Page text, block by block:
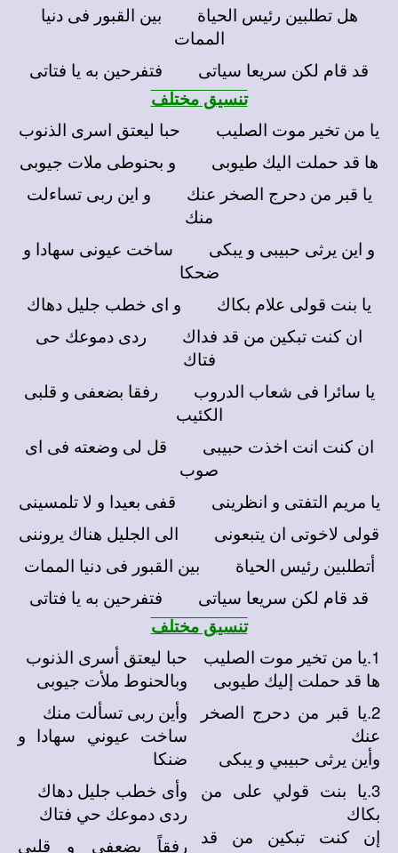
هل تطلبين رئيس الحياة بين القبور فى دنيا
الممات
قد قام لكن سريعا سياتى فتفرحين به يا فتاتى
تنسيق مختلف
يا من تخير موت الصليب حبا ليعتق اسرى الذنوب
ها قد حملت اليك طيوبى و بحنوطى ملات جيوبى
يا قبر من دحرج الصخر عنك و اين ربى تساءلت
منك
و اين يرثى حبيبى و يبكى ساخت عيونى سهادا و
ضحكا
يا بنت قولى علام بكاك و اى خطب جليل دهاك
ان كنت تبكين من قد فداك ردى دموعك حى
فتاك
يا سائرا فى شعاب الدروب رفقا بضعفى و قلبى
الكئيب
ان كنت انت اخذت حبيبى قل لى وضعته فى اى
صوب
يا مريم التفتى و انظرينى قفى بعيدا و لا تلمسينى
قولى لاخوتى ان يتبعونى الى الجليل هناك يروننى
أتطلبين رئيس الحياة بين القبور فى دنيا الممات
قد قام لكن سريعا سياتى فتفرحين به يا فتاتى
تنسيق مختلف
1.يا من تخير موت الصليب
ها قد حملت إليك طيوبى
2.يا قبر من دحرج الصخر
عنك
وأين يرثى حبيبي و يبكى
3.يا بنت قولي على من
بكاك
إن كنت تبكين من قد
حبا ليعتق أسرى الذنوب
وبالحنوط ملأت جيوبى
وأين ربى تسألت منك
ساخت عيوني سهادا و
ضنكا
وأى خطب جليل دهاك
ردى دموعك حي فتاك
رفقاً بضعفى و قلبى